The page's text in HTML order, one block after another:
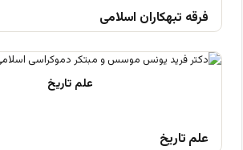
فرقه تبهکاران اسلامی
علم تاریخ